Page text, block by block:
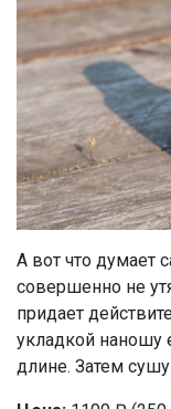
А вот что думает
совершенно не
придает
укладкой наношу
длине. Затем